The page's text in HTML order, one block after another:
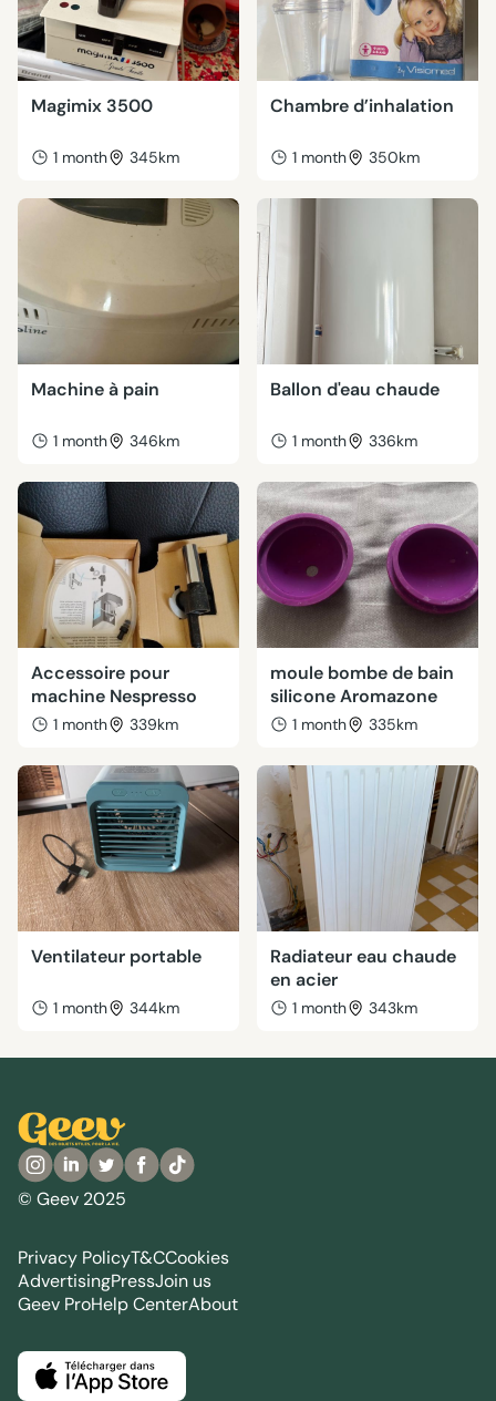
Magimix 3500
1 month 345km
Chambre d’inhalation
1 month 350km
Machine à pain
1 month 346km
Ballon d'eau chaude
1 month 336km
Accessoire pour
machine Nespresso
1 month 339km
moule bombe de bain
silicone Aromazone
1 month 335km
Ventilateur portable
1 month 344km
Radiateur eau chaude
en acier
1 month 343km
© Geev 2025
Privacy PolicyT&CCookies
AdvertisingPressJoin us
Geev ProHelp CenterAbout